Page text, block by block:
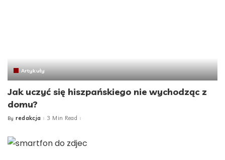
Artykuły
Jak uczyć się hiszpańskiego nie wychodząc z
domu?
Posted
By redakcja 3 Min Read